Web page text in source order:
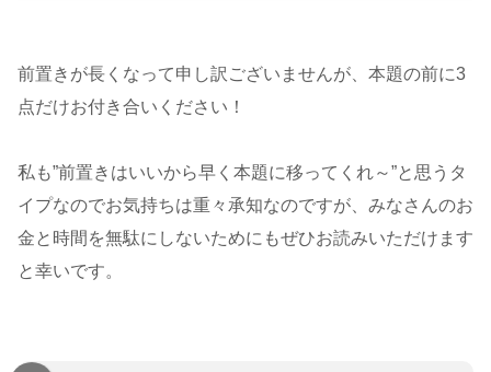
前置きが長くなって申し訳ございませんが、本題の前に3
点だけお付き合いください！
私も”前置きはいいから早く本題に移ってくれ～”と思うタ
イプなのでお気持ちは重々承知なのですが、みなさんのお
金と時間を無駄にしないためにもぜひお読みいただけます
と幸いです。